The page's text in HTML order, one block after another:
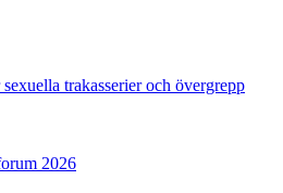
trakasserier och övergrepp
2026